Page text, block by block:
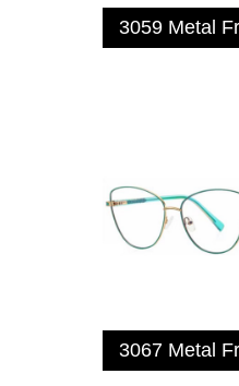
3059 Metal
3067 Metal